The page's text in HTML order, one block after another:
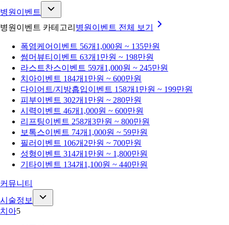
병원이벤트
병원이벤트 카테고리 병원이벤트 전체 보기
폭염케어 이벤트 56개 1,000원 ~ 135만원
썸머뷰티 이벤트 63개 1만원 ~ 198만원
라스트찬스이벤트 59개 1,000원 ~ 245만원
치아이벤트 184개 1만원 ~ 600만원
다이어트/지방흡입이벤트 158개 1만원 ~ 199만원
피부이벤트 302개 1만원 ~ 280만원
시력이벤트 46개 1,000원 ~ 600만원
리프팅이벤트 258개3만원 ~ 800만원
보톡스이벤트 74개 1,000원 ~ 59만원
필러 이벤트 106개 2만원 ~ 700만원
성형이벤트 314개 1만원 ~ 1,800만원
기타이벤트 134개 1,100원 ~ 440만원
커뮤니티
시술정보
치아5